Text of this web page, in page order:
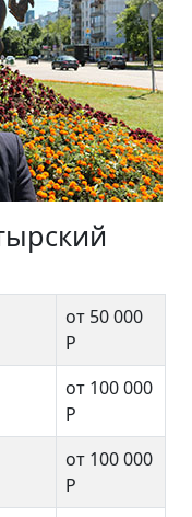
от 50 000
Р
от 100 000
Р
от 100 000
Р